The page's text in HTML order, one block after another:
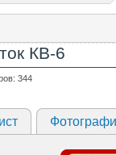
КВ-6
344